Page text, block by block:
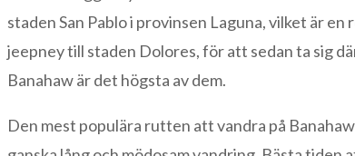
staden San Pablo i provinsen Laguna, vilket är
jeepney till staden Dolores, för att sedan ta sig
Banahaw är det högsta av dem.
Den mest populära rutten att vandra på